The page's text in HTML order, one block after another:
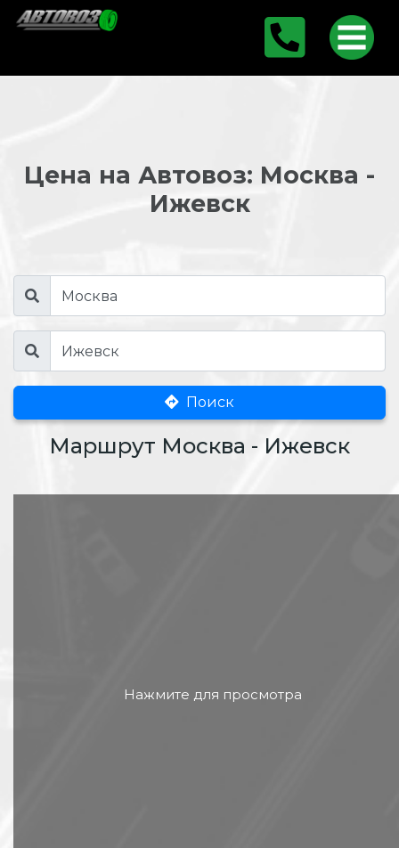
Цена на Автовоз: Москва -
Ижевск
Поиск
Маршрут Москва - Ижевск